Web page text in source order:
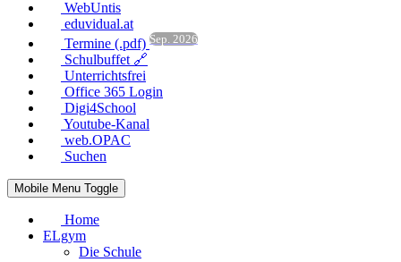
WebUntis
eduvidual.at
Termine (.pdf) Sep. 2026
Schulbuffet 🔗
Unterrichtsfrei
Office 365 Login
Digi4School
Youtube-Kanal
web.OPAC
Suchen
Mobile Menu Toggle
Home
ELgym
Die Schule